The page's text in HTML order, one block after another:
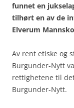
funnet en
tilhørt en av de
Elverum
Av rent etiske og
Burgunder-Nytt
rettighetene til
Burgunder-Nytt.